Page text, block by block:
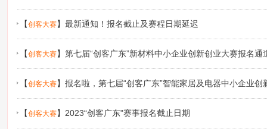
【创客大赛】 最新通知！报名截止及赛程日期延迟
【创客大赛】 第七届“创客广东”新材料中小企业创新创业大赛报名通
【创客大赛】 报名啦，第七届“创客广东”智能家居及电器中小企业创
【创客大赛】 2023“创客广东"赛事报名截止日期